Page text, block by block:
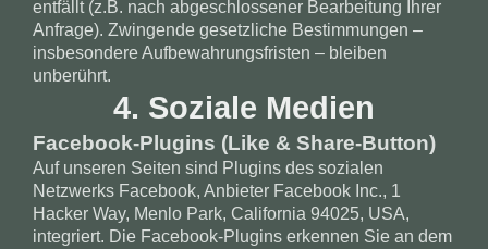
entfällt (z.B. nach abgeschlossener Bearbeitung Ihrer
Anfrage). Zwingende gesetzliche Bestimmungen –
insbesondere Aufbewahrungsfristen – bleiben
unberührt.
4. Soziale Medien
Facebook-Plugins (Like & Share-Button)
Auf unseren Seiten sind Plugins des sozialen
Netzwerks Facebook, Anbieter Facebook Inc., 1
Hacker Way, Menlo Park, California 94025, USA,
integriert. Die Facebook-Plugins erkennen Sie an dem